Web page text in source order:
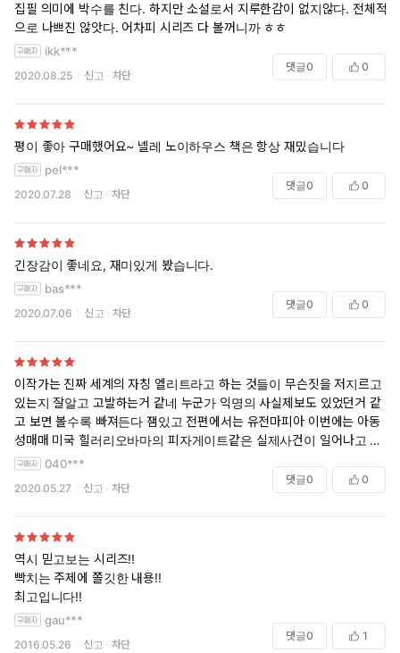
집필 의미에 박수를 친다. 하지만 소설로서 지루한감이 없지않다. 전체적
으로 나쁘진 않앗다. 어차피 시리즈 다 볼꺼니까 ㅎㅎ
ikk***
2020.08.25 신고 차단
댓글0 0
평이 좋아 구매했어요~ 넬레 노이하우스 책은 항상 재밌습니다
pel***
2020.07.28 신고 차단
댓글0 0
긴장감이 좋네요, 재미있게 봤습니다.
bas***
2020.07.06 신고 차단
댓글0 0
이작가는 진짜 세계의 자칭 엘리트라고 하는 것들이 무슨짓을 저지르고
있는지 잘알고 고발하는거 같네 누군가 익명의 사실제보도 있었던거 같
고 보면 볼수록 빠져든다 잼있고 전편에서는 유전마피아 이번에는 아동
성매매 미국 힐러리오바마의 피자게이트같은 실제사건이 일어나고 있는
것들을 이런 작가가 알고 고발하듯 소설을 써주다니 감사하다 진실은 정
040***
2020.05.27 신고 차단
댓글0 0
역시 믿고보는 시리즈!!
빡치는 주제에 쫄깃한 내용!!
최고입니다!!
gau***
2016.05.26 신고 차단
댓글0 1